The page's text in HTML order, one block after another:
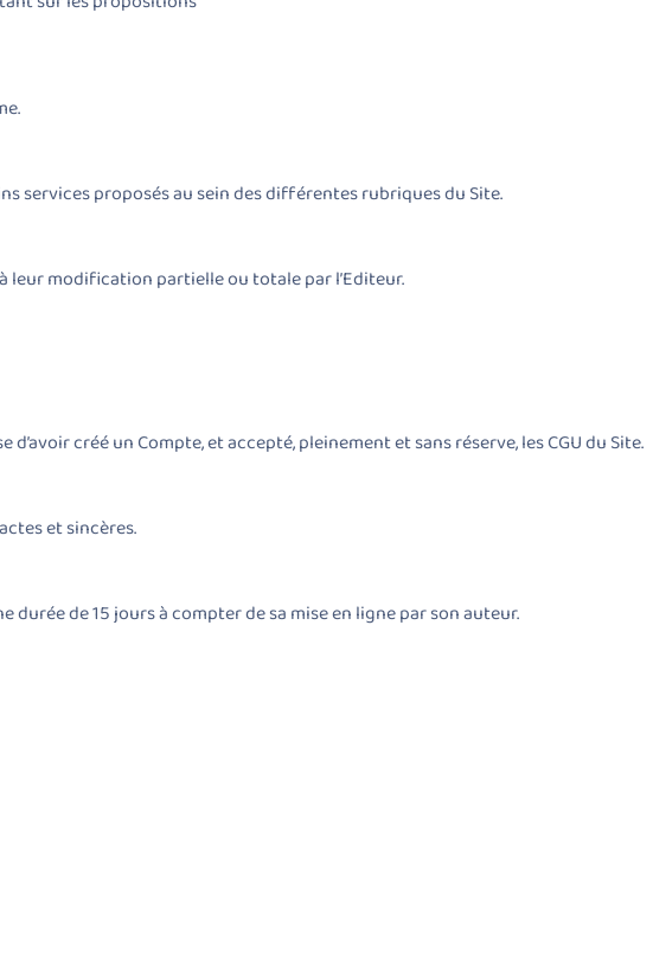
services proposés au sein des différentes rubriques du Site.
modification partielle ou totale par l’Editeur.
créé un Compte, et accepté, pleinement et sans réserve, les CGU du Site.
et sincères.
de 15 jours à compter de sa mise en ligne par son auteur.